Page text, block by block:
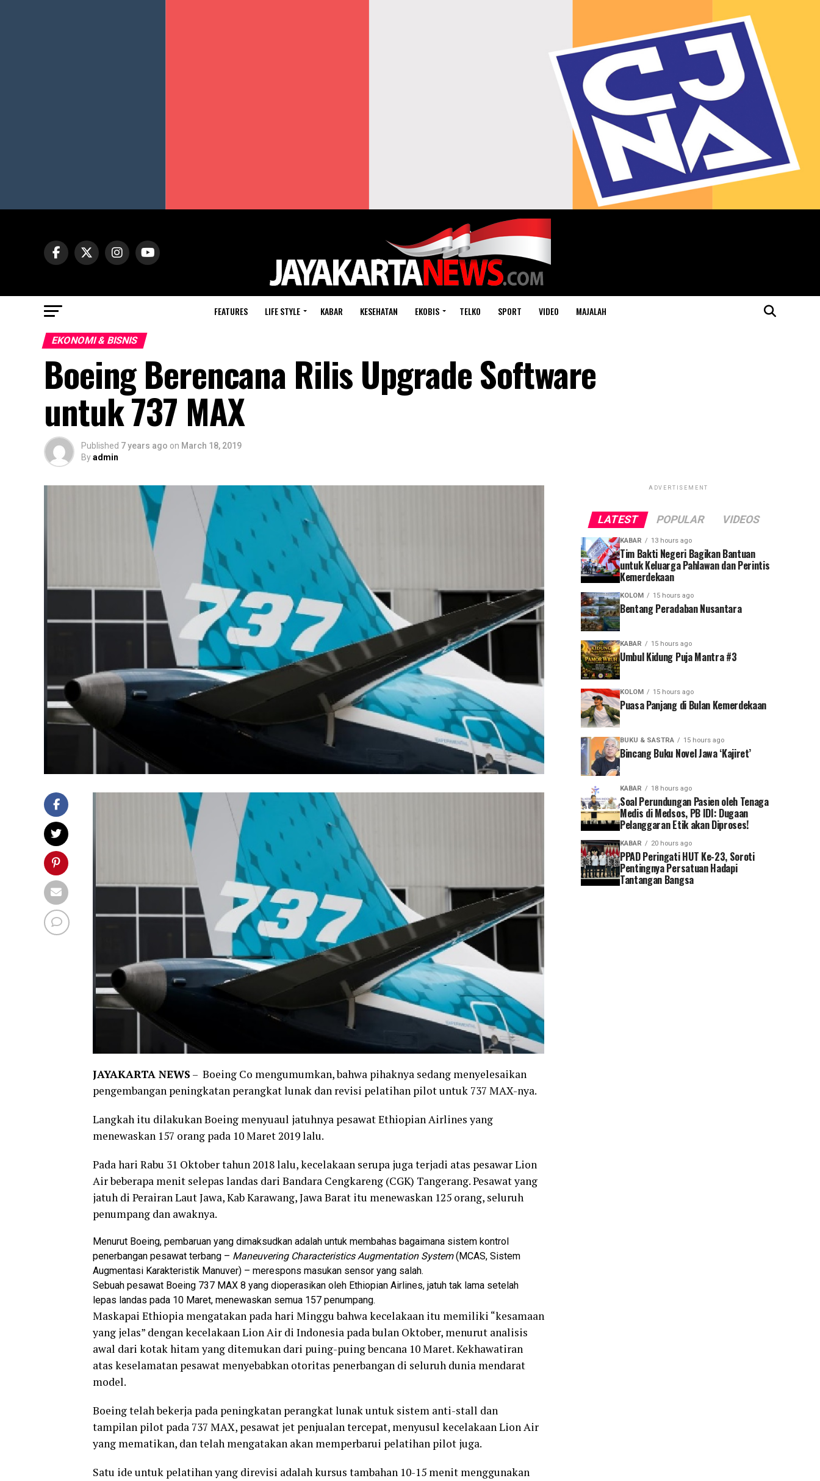
FEATURES LIFE STYLE KABAR KESEHATAN EKOBIS TELKO SPORT VIDEO MAJALAH
EKONOMI & BISNIS
Boeing Berencana Rilis Upgrade Software
untuk 737 MAX
Published 7 years ago on March 18, 2019
Byadmin
JAYAKARTA NEWS – Boeing Co mengumumkan, bahwa pihaknya sedang menyelesaikan
pengembangan peningkatan perangkat lunak dan revisi pelatihan pilot untuk 737 MAX-nya.
Langkah itu dilakukan Boeing menyuaul jatuhnya pesawat Ethiopian Airlines yang
menewaskan 157 orang pada 10 Maret 2019 lalu.
Pada hari Rabu 31 Oktober tahun 2018 lalu, kecelakaan serupa juga terjadi atas pesawar Lion
Air beberapa menit selepas landas dari Bandara Cengkareng (CGK) Tangerang. Pesawat yang
jatuh di Perairan Laut Jawa, Kab Karawang, Jawa Barat itu menewaskan 125 orang, seluruh
penumpang dan awaknya.
Menurut Boeing, pembaruan yang dimaksudkan adalah untuk membahas bagaimana sistem kontrol
penerbangan pesawat terbang – Maneuvering Characteristics Augmentation System(MCAS, Sistem
Augmentasi Karakteristik Manuver) – merespons masukan sensor yang salah.
Sebuah pesawat Boeing 737 MAX 8 yang dioperasikan oleh Ethiopian Airlines, jatuh tak lama setelah
lepas landas pada 10 Maret, menewaskan semua 157 penumpang.
Maskapai Ethiopia mengatakan pada hari Minggu bahwa kecelakaan itu memiliki “kesamaan
yang jelas” dengan kecelakaan Lion Air di Indonesia pada bulan Oktober, menurut analisis
awal dari kotak hitam yang ditemukan dari puing-puing bencana 10 Maret. Kekhawatiran
atas keselamatan pesawat menyebabkan otoritas penerbangan di seluruh dunia mendarat
model.
Boeing telah bekerja pada peningkatan perangkat lunak untuk sistem anti-stall dan
tampilan pilot pada 737 MAX, pesawat jet penjualan tercepat, menyusul kecelakaan Lion Air
yang mematikan, dan telah mengatakan akan memperbarui pelatihan pilot juga.
Satu ide untuk pelatihan yang direvisi adalah kursus tambahan 10-15 menit menggunakan
ADVERTISEMENT
LATEST POPULAR VIDEOS
KABAR 13 hours ago
Tim Bakti Negeri Bagikan Bantuan
untuk Keluarga Pahlawan dan Perintis
Kemerdekaan
KOLOM 15 hours ago
Bentang Peradaban Nusantara
KABAR 15 hours ago
Umbul Kidung Puja Mantra #3
KOLOM 15 hours ago
Puasa Panjang di Bulan Kemerdekaan
BUKU & SASTRA 15 hours ago
Bincang Buku Novel Jawa ‘Kajiret’
KABAR 18 hours ago
Soal Perundungan Pasien oleh Tenaga
Medis di Medsos, PB IDI: Dugaan
Pelanggaran Etik akan Diproses!
KABAR 20 hours ago
PPAD Peringati HUT Ke-23, Soroti
Pentingnya Persatuan Hadapi
Tantangan Bangsa